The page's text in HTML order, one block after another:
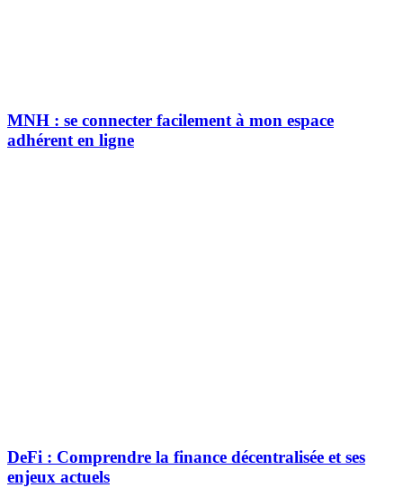
MNH : se connecter facilement à mon espace
adhérent en ligne
DeFi : Comprendre la finance décentralisée et ses
enjeux actuels